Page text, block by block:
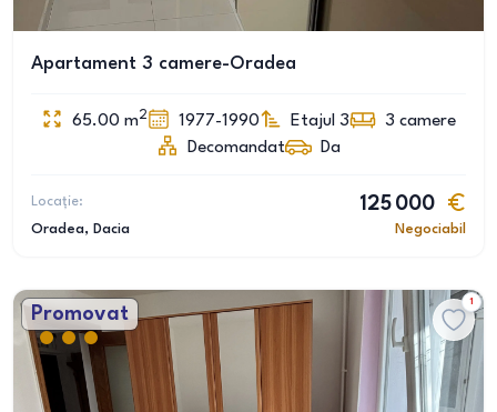
Apartament 3 camere-Oradea
65.00 m2 1977-1990 Etajul 3 3 camere
Decomandat
Da
Locație:
Oradea, Dacia
125 000
Negociabil
Promovat
1